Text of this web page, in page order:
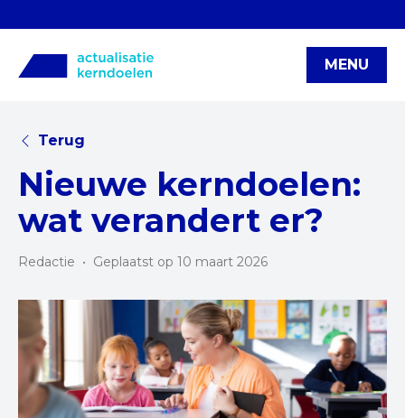
MENU
Terug
Nieuwe kerndoelen:
wat verandert er?
Redactie • Geplaatst op 10 maart 2026